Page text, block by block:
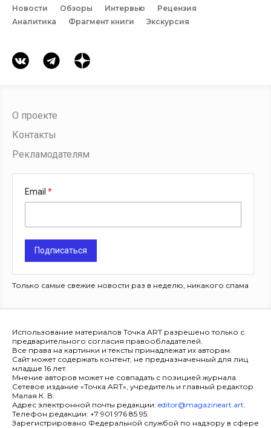
Новости Обзоры Интервью
Рецензия
Аналитика
Фрагмент книги Экскурсия
О проекте
Контакты
Рекламодателям
Email
Подписаться
Только самые свежие новости раз в неделю, никакого спама
Использование материалов Точка ART разрешено только с
предварительного согласия правообладателей.
Все права на картинки и тексты принадлежат их авторам.
Сайт может содержать контент, не предназначенный для лиц
младше 16 лет.
Мнение авторов может не совпадать с позицией журнала.
Сетевое издание «Точка ART», учредитель и главный редактор
Малая К. В.
Адрес электронной почты редакции: editor@magazineart.art.
Телефон редакции: +7 901 976 85 95.
Зарегистрировано Федеральной службой по надзору в сфере